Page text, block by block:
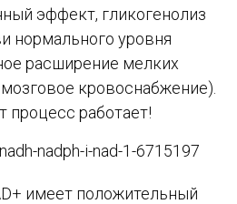
эффект, гликогенолиз
нормального уровня
расширение мелких
кровоснабжение).
работает!
имеет положительный